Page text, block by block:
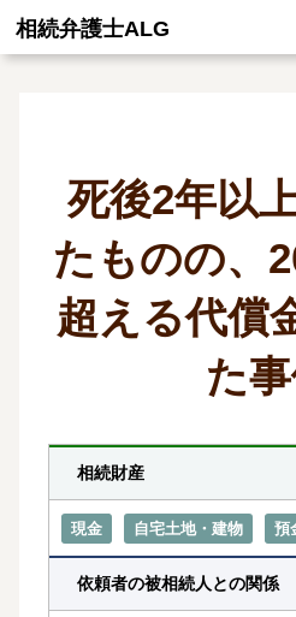
相続弁護士ALG
死後2年以
たものの、
超える代償
た事
相続財産
現金 自宅土地・建物 預
依頼者の被相続人との関係